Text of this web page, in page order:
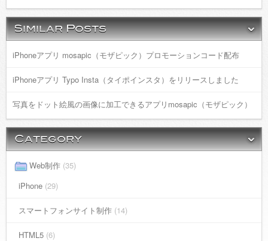
iPhoneアプリ mosapic（モザピック）プロモーションコード配布
iPhoneアプリ Typo Insta（タイポインスタ）をリリースしました
写真をドット絵風の画像に加工できるアプリmosapic（モザピック）
Web制作 (35)
iPhone (29)
スマートフォンサイト制作 (14)
HTML5 (6)